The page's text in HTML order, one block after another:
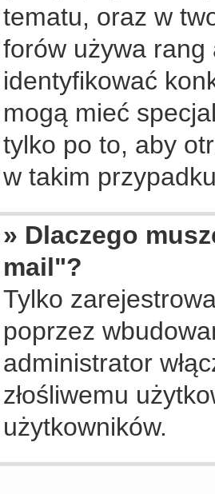
tematu, oraz w
forów używa rang
identyfikować
mogą mieć
tylko po to, aby
w takim
» Dlaczego
mail"?
Tylko
poprzez
administrator
złośliwemu
użytkowników.